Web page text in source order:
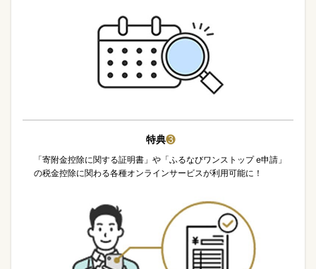
特典❸
「寄附金控除に関する証明書」や「ふるなびワンストップ e申請」
の税金控除に関わる各種オンラインサービスが利用可能に！